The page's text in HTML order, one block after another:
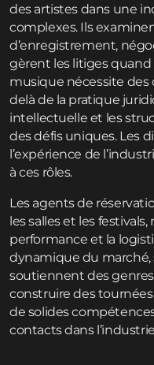
des artistes dans une
complexes. Ils
d’enregistrement,
gèrent les litiges quand
musique nécessite des
delà de la pratique
intellectuelle et les
des défis uniques. Les
l’expérience de
à ces rôles.
Les agents de
les salles et les
performance et la
dynamique du marché,
soutiennent des
construire des
de solides
contacts dans